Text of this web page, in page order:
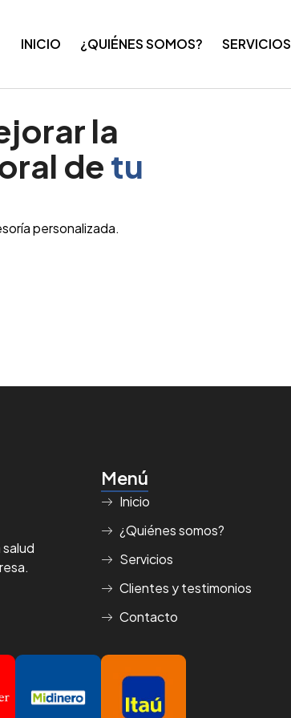
INICIO ¿QUIÉNES SOMOS? SERVICIOS
la
detu
personalizada.
Menú
Inicio
¿Quiénes somos?
Servicios
Clientes y testimonios
Contacto